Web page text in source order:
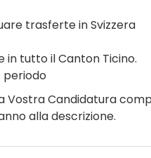
trasferte in Svizzera
in tutto il Canton Ticino.
periodo
Vostra Candidatura
alla descrizione.